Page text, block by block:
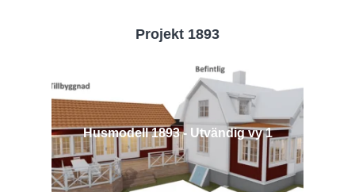
Projekt 1893
Husmodell 1893 - Utvändig vy 1